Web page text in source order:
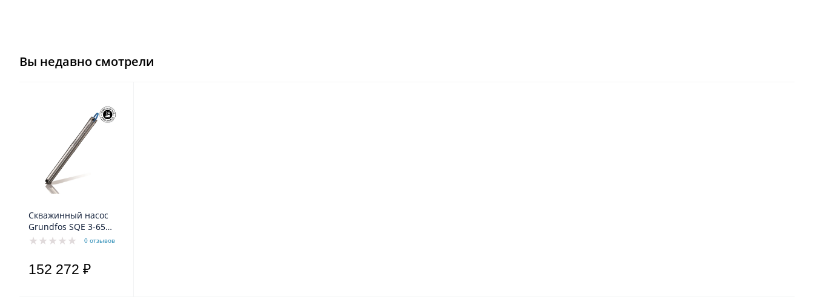
Вы недавно смотрели
Скважинный насос
Grundfos SQE 3-65
MSE3 0,7-1,05kW0 отзывов
152 272 ₽